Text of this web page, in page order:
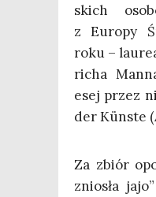
skich
z Euro­py
roku –
ri­cha
esej przez
der Kün­ste
Za zbiór
znio­sła